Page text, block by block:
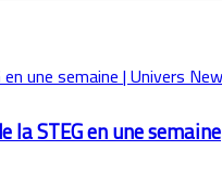
STEG en une semaine